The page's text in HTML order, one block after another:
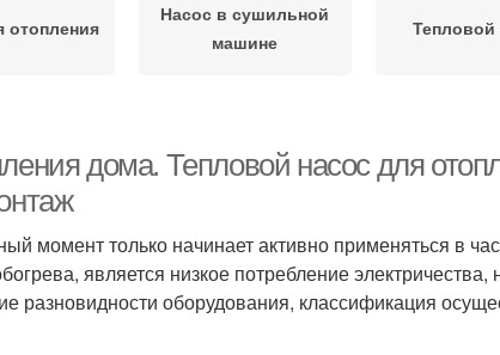
отопления
Насос в сушильной
машине
Тепловой
дома. Тепловой насос для
момент только начинает активно применяться в
является низкое потребление
оборудования, классификация